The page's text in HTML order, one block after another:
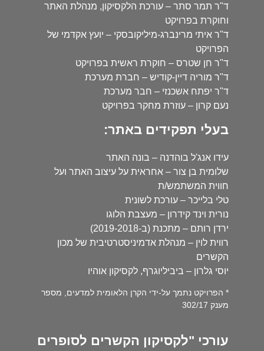
ד"ר תמר סתר – עורכת הלקסיקון, מנהלת האתר
וחוקרת בפרויקט
ד"ר איתי מרינברג-מיליקובסקי – יועץ אקדמי של
הפרויקט
ד"ר חן שטרס – חוקרת ראשית בפרויקט
ד"ר מוריה דיין-קודיש – חברת מערכת
ד"ר יפתח אשכנזי – חבר מערכת
נעם קרון – עוזרת מחקר בפרויקט
בעלי תפקידים באתר:
עידו אנג'ל בוהדנה – בונה האתר
שלומית בן צור – אחראית על עיצוב האתר ועל
חווית המשתמש/ת
טלי בלייכר – עורכת לשונית
נורית וינד קידרון – מעצבת הלוגו
ירדן רותם – מתכנת (ב-2019-2018)
רווית לוין – מנהלת אדמיניסטרטיבית של מכון
הקשרים
יוסי גלרון – ביביליוגרף, לקסיקון אוהיו
* הפרויקט נתמך על-ידי הקרן הלאומית למדעים, מספר
מענק 302/17
עורכי "לקסיקון הקשרים לסופרים